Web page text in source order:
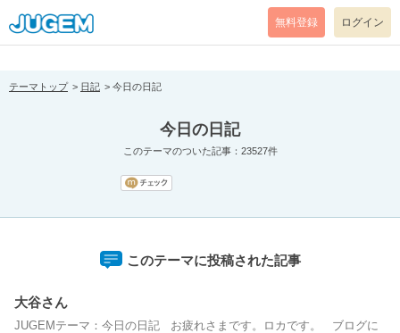
[pear_error: message="Success" code=0 mode=return level=notice
prefix="" info=""]
無料登録 ログイン
テーマトップ 日記 今日の日記
今日の日記
このテーマのついた記事：23527件
このテーマに投稿された記事
大谷さん
JUGEMテーマ：今日の日記 お疲れさまです。ロカです。 ブログに